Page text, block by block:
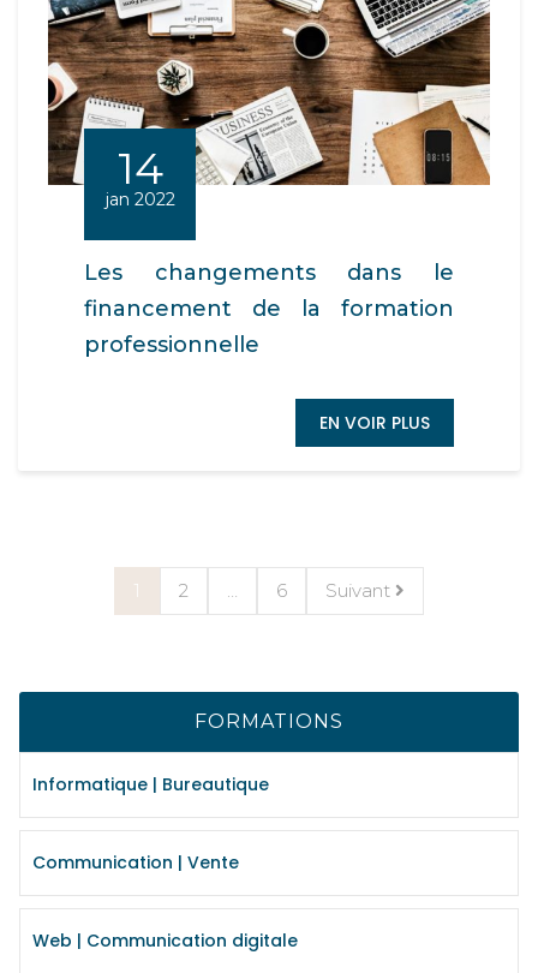
14
jan 2022
Les changements dans le
financement de la formation
professionnelle
EN VOIR PLUS
1 2 … 6 Suivant
FORMATIONS
Informatique | Bureautique
Communication | Vente
Web | Communication digitale